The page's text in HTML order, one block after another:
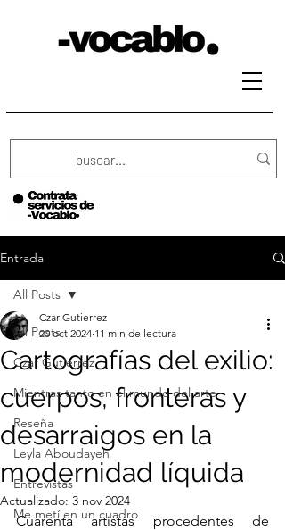
Entrada
All Posts
Czar Gutierrez
Mientras tanto en el mundo del arte
Reseña
Leyla Aboudayeh
Entrevistas
Me metí en un cuadro
All Posts
Cartografías del exilio:
cuerpos, fronteras y
desarraigos en la
modernidad líquida
Czar Gutierrez
20 oct 2024 11 min de lectura
Actualizado: 3 nov 2024
Cuarenta artistas procedentes de